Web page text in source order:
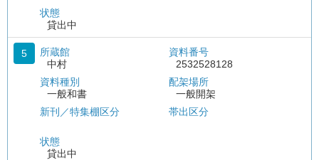
状態
貸出中
5
所蔵館
中村
資料種別
一般和書
新刊／特集棚区分
状態
貸出中
資料番号
2532528128
配架場所
一般開架
帯出区分